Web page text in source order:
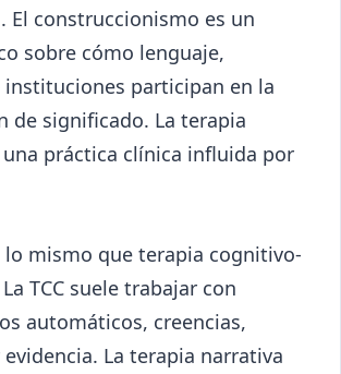
El construccionismo es un
sobre cómo lenguaje,
instituciones participan en la
de significado. La terapia
práctica clínica influida por
lo mismo que terapia cognitivo-
TCC suele trabajar con
automáticos, creencias,
La terapia narrativa